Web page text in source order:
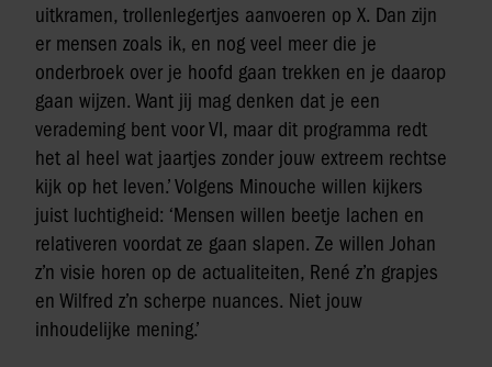
uitkramen, trollenlegertjes aanvoeren op X. Dan zijn
er mensen zoals ik, en nog veel meer die je
onderbroek over je hoofd gaan trekken en je daarop
gaan wijzen. Want jij mag denken dat je een
verademing bent voor VI, maar dit programma redt
het al heel wat jaartjes zonder jouw extreem rechtse
kijk op het leven.’ Volgens Minouche willen kijkers
juist luchtigheid: ‘Mensen willen beetje lachen en
relativeren voordat ze gaan slapen. Ze willen Johan
z’n visie horen op de actualiteiten, René z’n grapjes
en Wilfred z’n scherpe nuances. Niet jouw
inhoudelijke mening.’